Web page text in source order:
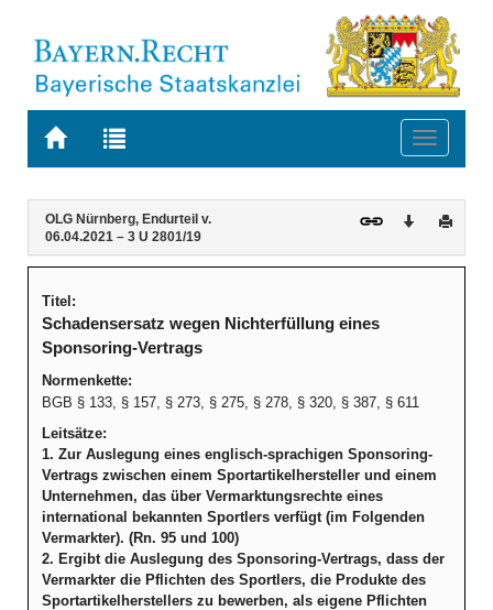
Zur
BAYERN.RECHT
Zur
letzten
Suche
Toggle
Navigation
Inhalt
OLG Nürnberg, Endurteil v.
06.04.2021 – 3 U 2801/19
Download
Titel:
Schadensersatz wegen Nichterfüllung eines
Sponsoring-Vertrags
Normenkette:
BGB § 133, § 157, § 273, § 275, § 278, § 320, § 387, § 611
Leitsätze:
1. Zur Auslegung eines englisch-sprachigen Sponsoring-
Vertrags zwischen einem Sportartikelhersteller und einem
Unternehmen, das über Vermarktungsrechte eines
international bekannten Sportlers verfügt (im Folgenden
Vermarkter). (Rn. 95 und 100)
2. Ergibt die Auslegung des Sponsoring-Vertrags, dass der
Vermarkter die Pflichten des Sportlers, die Produkte des
Sportartikelherstellers zu bewerben, als eigene Pflichten